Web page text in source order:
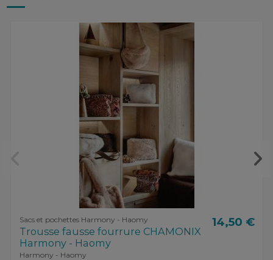
Sacs et pochettes Harmony - Haomy
Trousse fausse fourrure CHAMONIX
Harmony - Haomy
Harmony - Haomy
14,50 €